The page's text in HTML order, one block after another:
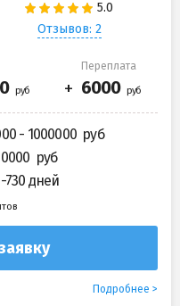
Отзывов: 2
Переплата
- 1000000
730 дней
Подробнее